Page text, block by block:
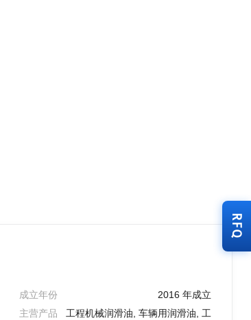
成立年份
2016 年成立
主营产品
工程机械润滑油, 车辆用润滑油, 工
RFQ